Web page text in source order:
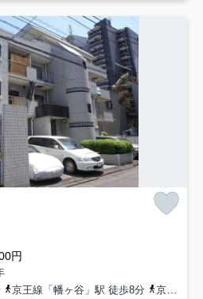
円
京王線「幡ヶ谷」駅 徒歩8分 京王線「笹塚」駅 徒歩17分